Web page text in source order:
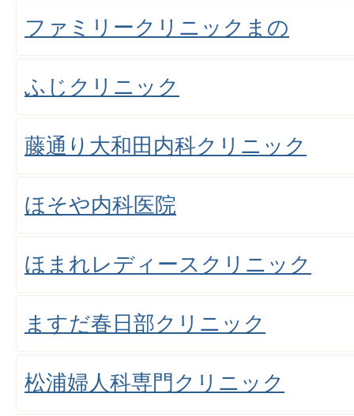
ファミリークリニックまの
ふじクリニック
藤通り大和田内科クリニック
ほそや内科医院
ほまれレディースクリニック
ますだ春日部クリニック
松浦婦人科専門クリニック